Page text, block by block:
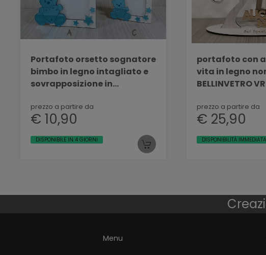
Portafoto orsetto sognatore
bimbo in legno intagliato e
sovrapposizione in
151
prezzo a partire da
€ 10,90
DISPONIBILE IN 4 GIORNI
portafoto con
vita in legno nonna
BELLINVETRO
prezzo a partire da
€ 25,90
DISPONIBILITÀ IMMEDIATA
Menu